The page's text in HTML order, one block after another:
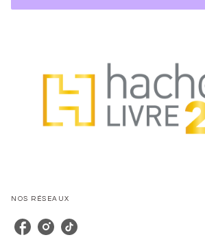
NOS RÉSEAUX